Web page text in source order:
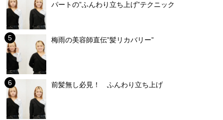
パートの”ふんわり立ち上げ”テクニック
梅雨の美容師直伝”髪リカバリー”
前髪無し必見！ ふんわり立ち上げ